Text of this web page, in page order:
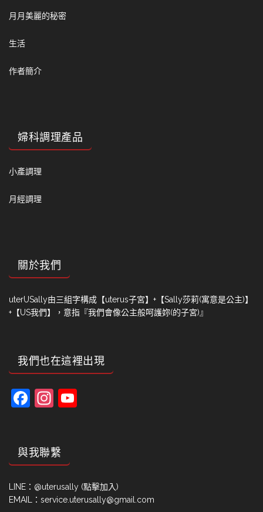
月月美麗的秘密
生活
作者簡介
婦科調理產品
小產調理
月經調理
關於我們
uterUSally由三組字構成【uterus子宮】+【Sally莎莉(寓意是公主)】
+【US我們】，意指『我們會像公主般呵護妳(的子宮)』
我們也在這裡出現
Facebook
Instagram
與我聯繫
LINE： @uterusally (點擊加入)
EMAIL：service.uterusally@gmail.com